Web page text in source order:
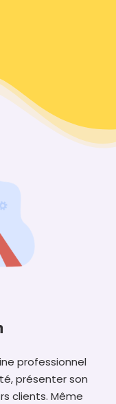
professionnel
présenter son
clients. Même